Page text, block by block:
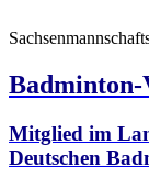
Badminton-
Mitglied im
Deutschen